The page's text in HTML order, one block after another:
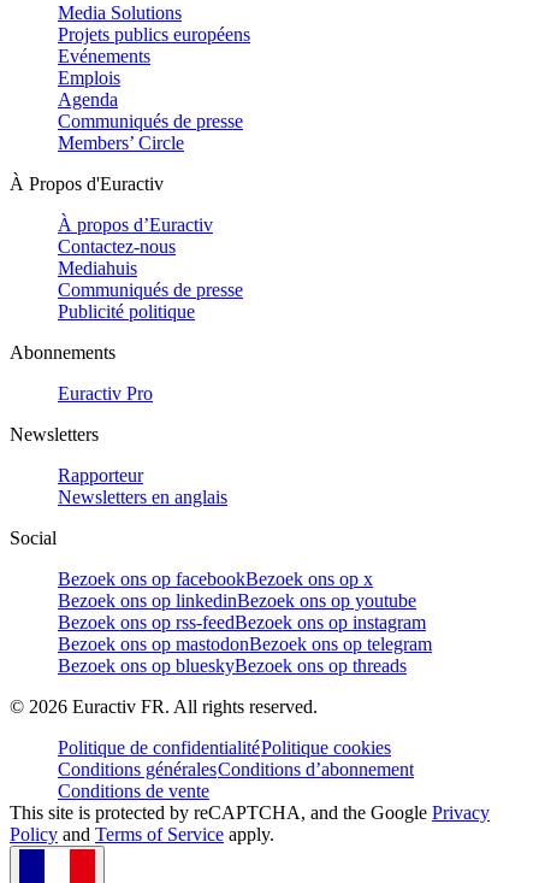
Media Solutions
Projets publics européens
Evénements
Emplois
Agenda
Communiqués de presse
Members’ Circle
À Propos d'Euractiv
À propos d’Euractiv
Contactez-nous
Mediahuis
Communiqués de presse
Publicité politique
Abonnements
Euractiv Pro
Newsletters
Rapporteur
Newsletters en anglais
Social
Bezoek ons op facebookBezoek ons op x
Bezoek ons op linkedinBezoek ons op youtube
Bezoek ons op rss-feedBezoek ons op instagram
Bezoek ons op mastodonBezoek ons op telegram
Bezoek ons op blueskyBezoek ons op threads
© 2026 Euractiv FR. All rights reserved.
Politique de confidentialitéPolitique cookies
Conditions généralesConditions d’abonnement
Conditions de vente
This site is protected by reCAPTCHA, and the Google Privacy
Policy and Terms of Service apply.